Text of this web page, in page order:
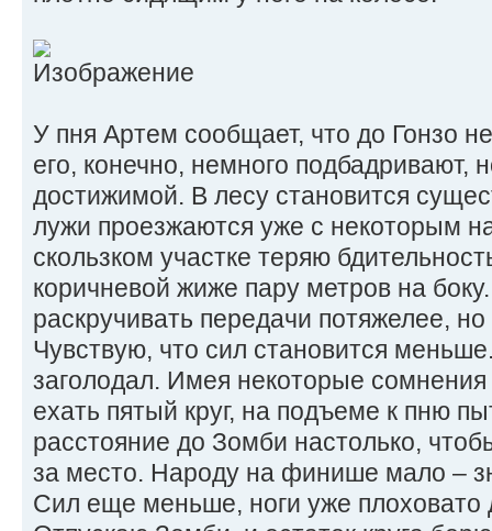
У пня Артем сообщает, что до Гонзо
его, конечно, немного подбадривают,
достижимой. В лесу становится
лужи проезжаются уже с некоторым
скользком участке теряю
коричневой жиже пару метров на
раскручивать передачи потяжелее,
Чувствую, что сил становится
заголодал. Имея некоторые
ехать пятый круг, на подъеме к пню
расстояние до Зомби настолько,
за место. Народу на финише мало –
Сил еще меньше, ноги уже плоховато